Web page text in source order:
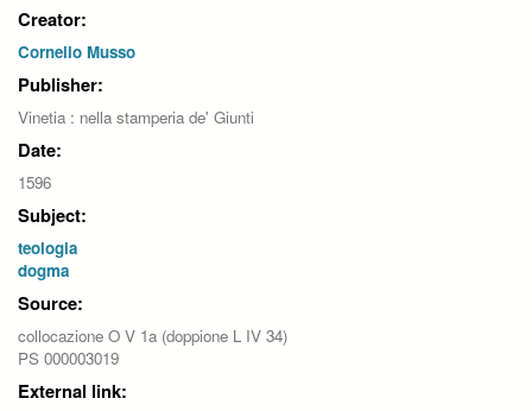
Creator:
Cornelio Musso
Publisher:
Vinetia : nella stamperia de' Giunti
Date:
1596
Subject:
teologia
dogma
Source:
collocazione O V 1a (doppione L IV 34)
PS 000003019
External link: